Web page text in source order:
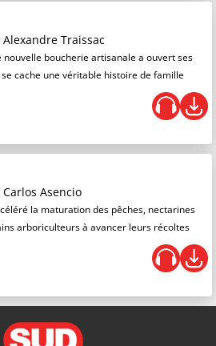
Alexandre Traissac
nouvelle boucherie artisanale a ouvert ses
cache une véritable histoire de famille
Carlos Asencio
la maturation des pêches, nectarines
arboriculteurs à avancer leurs récoltes